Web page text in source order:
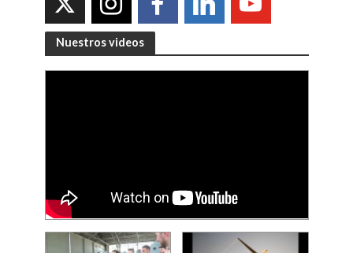
Nuestros videos